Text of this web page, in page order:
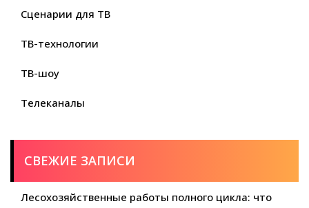
Сценарии для ТВ
ТВ-технологии
ТВ-шоу
Телеканалы
СВЕЖИЕ ЗАПИСИ
Лесохозяйственные работы полного цикла: что